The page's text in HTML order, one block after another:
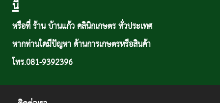
นี่
หรือที่ ร้าน บ้านแก้ว คลินิกเกษตร ทั่วประเทศ
หากท่านใดมีปัญหา ด้านการเกษตรหรือสินค้า
โทร.081-9392396